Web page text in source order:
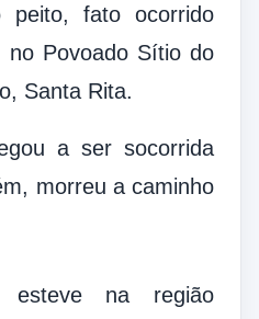
fato ocorrido
no Povoado Sítio do
Santa Rita.
a ser socorrida
morreu a caminho
na região